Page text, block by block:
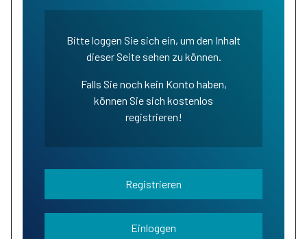
Bitte loggen Sie sich ein, um den Inhalt
dieser Seite sehen zu können.
Falls Sie noch kein Konto haben,
können Sie sich kostenlos
registrieren!
Registrieren
Einloggen